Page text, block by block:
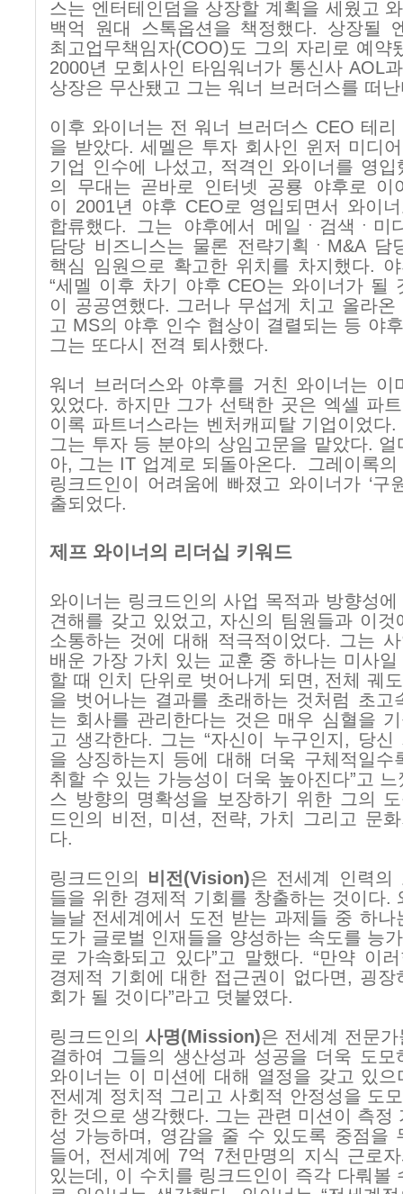
스는 엔터테인덤을 상장할 계획을 세웠고
백억 원대 스톡옵션을 책정했다. 상장될
최고업무책임자(COO)도 그의 자리로 예약
2000년 모회사인 타임워너가 통신사AOL
상장은 무산됐고 그는 워너 브러더스를 떠
이후 와이너는 전 워너 브러더스 CEO 테리
을 받았다.세멜은 투자 회사인 윈저 미디
기업 인수에 나섰고 , 적격인 와이너를 영입
의 무대는 곧바로 인터넷 공룡 야후로 이
이
2001년 야후 CEO로 영입되면서 와이
합류했다.
그는 야후에서 메일ㆍ검색ㆍ미
담당 비즈니스는 물론 전략기획ㆍ M&A 담
핵심 임원으로 확고한 위치를 차지했다.
“세멜 이후 차기 야후 CEO는 와이너가 될
이 공공연했다. 그러나 무섭게 치고 올라온
고 MS의 야후 인수 협상이 결렬되는 등 야
그는 또다시 전격 퇴사했다.
워너 브러더스와 야후를 거친 와이너는 이
있었다. 하지만 그가 선택한 곳은 엑셀 파
이록 파트너스라는 벤처캐피탈 기업이었다.
그는 투자 등 분야의 상임고문을 맡았다. 얼
아, 그는 IT 업계로 되돌아온다.
그레이록
링크드인이 어려움에 빠졌고 와이너가 ‘구
출되었다.
제프 와이너의 리더십 키워드
와이너는 링크드인의 사업 목적과 방향성
견해를 갖고 있었고 , 자신의 팀원들과 이것
소통하는 것에 대해 적극적이었다.
그는
배운 가장 가치 있는 교훈 중 하나는 미사
할 때 인치 단위로 벗어나게 되면 , 전체 궤
을 벗어나는 결과를 초래하는 것처럼 초고
는 회사를 관리한다는 것은 매우 심혈을
고 생각한다. 그는“자신이 누구인지 , 당신
을 상징하는지 등에 대해 더욱 구체적일수
취할 수 있는 가능성이 더욱 높아진다”고 느
스 방향의 명확성을 보장하기 위한 그의
드인의 비전 , 미션 , 전략, 가치 그리고 문
다.
링크드인의 비전(Vision)은 전세계 인력의
들을 위한 경제적 기회를 창출하는 것이다.
늘날 전세계에서 도전 받는 과제들 중 하나
도가 글로벌 인재들을 양성하는 속도를 능
로 가속화되고 있다”고 말했다. “만약 이
경제적 기회에 대한 접근권이 없다면 , 굉장
회가 될 것이다”라고 덧붙였다.
링크드인의 사명(Mission)은 전세계 전문
결하여 그들의 생산성과 성공을 더욱 도모
와이너는 이 미션에 대해 열정을 갖고 있으
전세계 정치적 그리고 사회적 안정성을 도
한 것으로 생각했다. 그는 관련 미션이 측정
성 가능하며 , 영감을 줄 수 있도록 중점을
들어 , 전세계에 7억 7천만명의 지식 근로
있는데 , 이 수치를 링크드인이 즉각 다뤄볼